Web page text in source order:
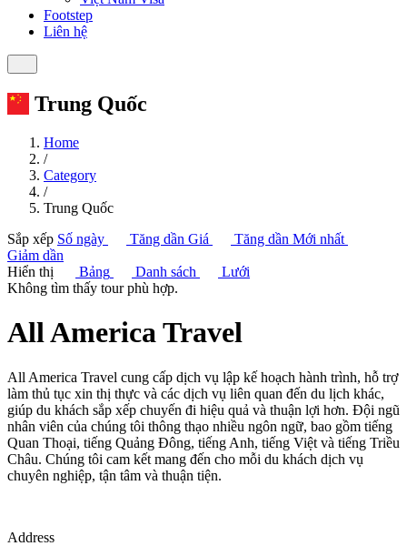
Footstep
Liên hệ
Trung Quốc
Home
/
Category
/
Trung Quốc
Sắp xếp Số ngày Tăng dần Giá Tăng dần Mới nhất
Giảm dần
Hiển thị
Bảng Danh sách
Lưới
Không tìm thấy tour phù hợp.
All America Travel
All America Travel cung cấp dịch vụ lập kế hoạch hành trình, hỗ trợ
làm thủ tục xin thị thực và các dịch vụ liên quan đến du lịch khác,
giúp du khách sắp xếp chuyến đi hiệu quả và thuận lợi hơn. Đội ngũ
nhân viên của chúng tôi thông thạo nhiều ngôn ngữ, bao gồm tiếng
Quan Thoại, tiếng Quảng Đông, tiếng Anh, tiếng Việt và tiếng Triều
Châu. Chúng tôi cam kết mang đến cho mỗi du khách dịch vụ
chuyên nghiệp, tận tâm và thuận tiện.
Address